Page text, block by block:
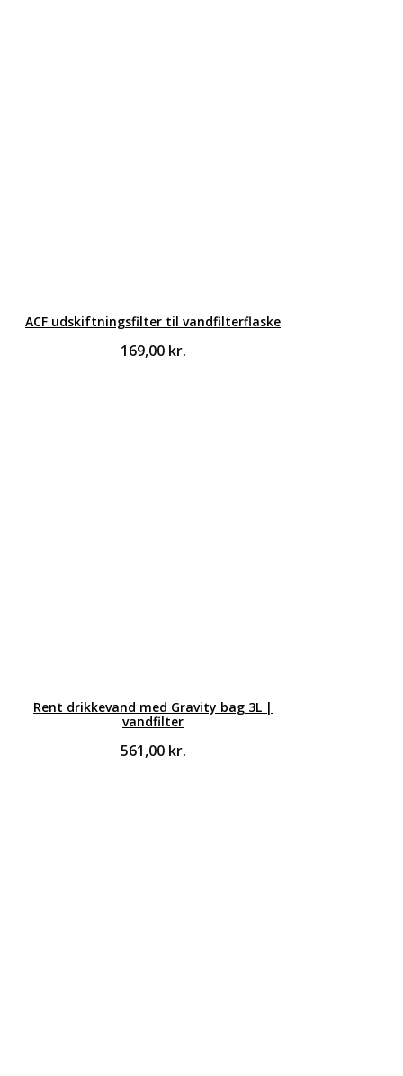
ACF udskiftningsfilter til vandfilterflaske
169,00 kr.
Rent drikkevand med Gravity bag 3L |
vandfilter
561,00 kr.